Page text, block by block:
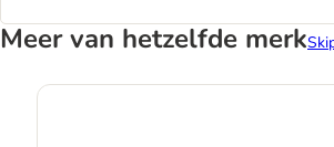
Meer van hetzelfde merk